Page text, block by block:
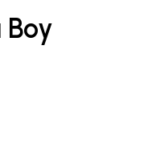
Boy